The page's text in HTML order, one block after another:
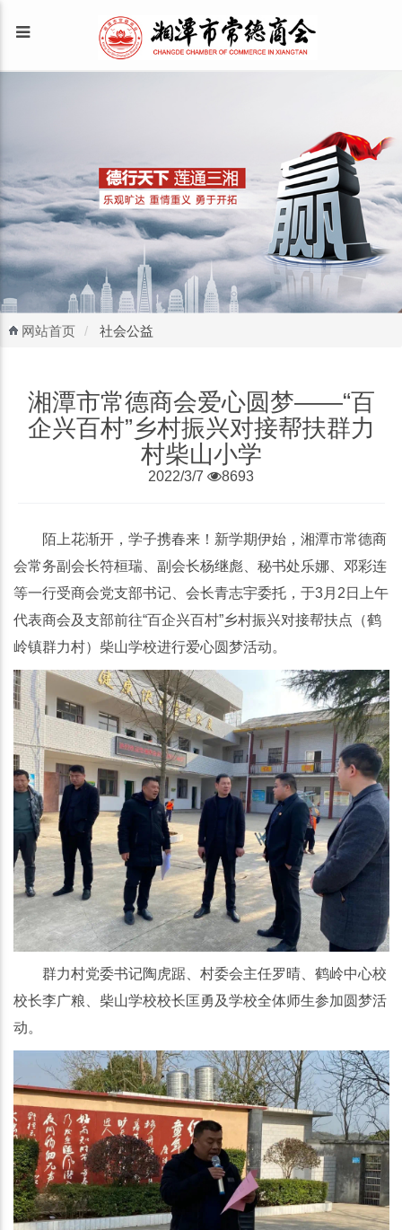
网站首页 社会公益
湘潭市常德商会爱心圆梦——“百
企兴百村”乡村振兴对接帮扶群力
村柴山小学
2022/3/7 8693
陌上花渐开，学子携春来！新学期伊始，湘潭市常德商
会常务副会长符桓瑞、副会长杨继彪、秘书处乐娜、邓彩连
等一行受商会党支部书记、会长青志宇委托，于3月2日上午
代表商会及支部前往“百企兴百村”乡村振兴对接帮扶点（鹤
岭镇群力村）柴山学校进行爱心圆梦活动。
群力村党委书记陶虎踞、村委会主任罗晴、鹤岭中心校
校长李广粮、柴山学校校长匡勇及学校全体师生参加圆梦活
动。